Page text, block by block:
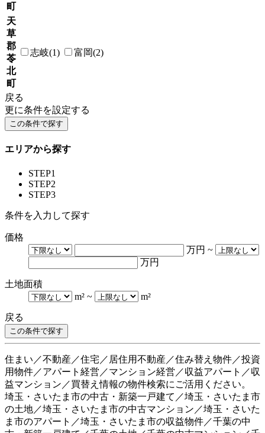
町
天
草
郡
苓
北
町
志岐(1) 富岡(2)
戻る
更に条件を設定する
エリアから探す
STEP1
STEP2
STEP3
条件を入力して探す
価格
万円 ~
万円
土地面積
m² ~ m²
戻る
住まい／不動産／住宅／居住用不動産／住み替え物件／投資
用物件／アパート経営／マンション経営／収益アパート／収
益マンション／買替え情報の物件検索にご活用ください。
埼玉・さいたま市の中古・新築一戸建て／埼玉・さいたま市
の土地／埼玉・さいたま市の中古マンション／埼玉・さいた
ま市のアパート／埼玉・さいたま市の収益物件／千葉の中